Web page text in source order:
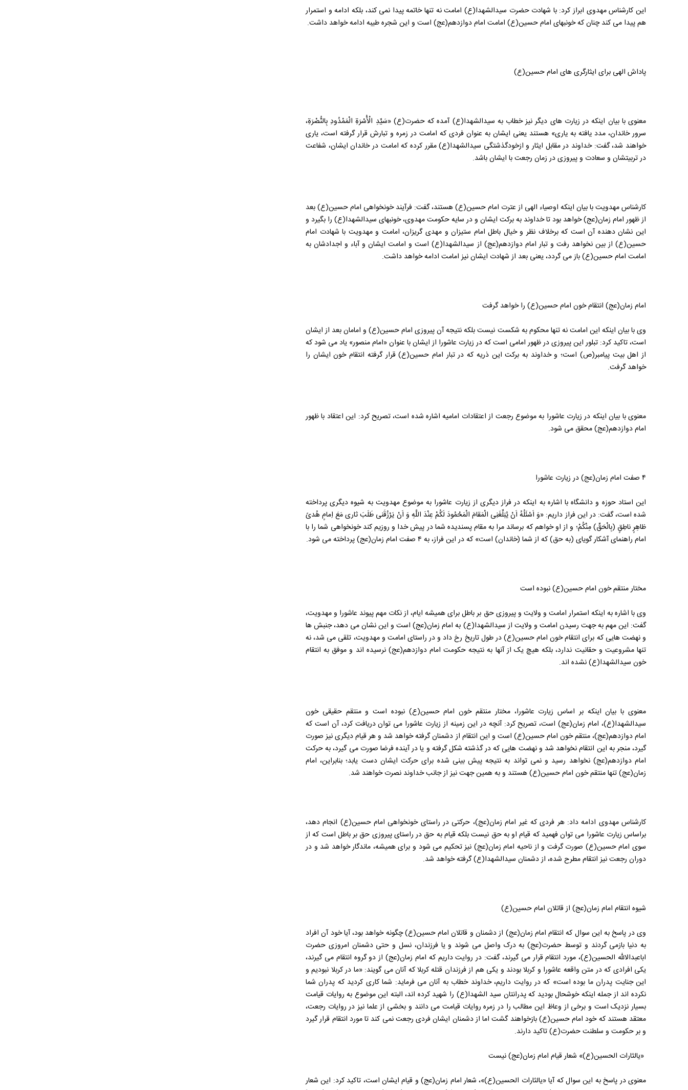
این کارشناس مهدوی ابراز کرد: با شهادت حضرت سیدالشهدا(ع) امامت نه تنها خاتمه پیدا نمی کند، بلکه ادامه و استمرار
هم پیدا می کند چنان که خونبهای امام حسین(ع) امامت امام دوازدهم(عج) است و این شجره طیبه ادامه خواهد داشت.
پاداش الهی برای ایثارگری های امام حسین(ع)
معنوی با بیان اینکه در زیارت های دیگر نیز خطاب به سیدالشهدا(ع) آمده که حضرت(ع) «سَيِّدِ الْأُسْرَةِ الْمَمْدُودِ بِالنُّصْرَةِ،
سرور خاندان، مدد يافته به يارى» هستند یعنی ایشان به عنوان فردی که امامت در زمره و تبارش قرار گرفته است، یاری
خواهند شد، گفت: خداوند در مقابل ایثار و ازخودگذشتگی سیدالشهدا(ع) مقرر کرده که امامت در خاندان ایشان، شفاعت
در تربیتشان و سعادت و پیروزی در زمان رجعت با ایشان باشد.
کارشناس مهدویت با بیان اینکه اوصیاء الهی از عترت امام حسین(ع) هستند، گفت: فرآیند خونخواهی امام حسین(ع) بعد
از ظهور امام زمان(عج) خواهد بود تا خداوند به برکت ایشان و در سایه حکومت مهدوی، خونبهای سیدالشهدا(ع) را بگیرد و
این نشان دهنده آن است که برخلاف نظر و خیال باطل امام ستیزان و مهدی گریزان، امامت و مهدویت با شهادت امام
حسین(ع) از بین نخواهد رفت و تبار امام دوازدهم(عج) از سیدالشهدا(ع) است و امامت ایشان و آباء و اجدادشان به
امامت امام حسین(ع) باز می گردد، یعنی بعد از شهادت ایشان نیز امامت ادامه خواهد داشت.
امام زمان(عج) انتقام خون امام حسین(ع) را خواهد گرفت
وی با بیان اینکه این امامت نه تنها محکوم به شکست نیست بلکه نتیجه آن پیروزی امام حسین(ع) و امامان بعد از ایشان
است، تاکید کرد: تبلور این پیروزی در ظهور امامی است که در زیارت عاشورا از ایشان با عنوان «امام منصور» یاد می شود که
از اهل بیت پیامبر(ص) است؛ و خداوند به برکت این ذریه که در تبار امام حسین(ع) قرار گرفته انتقام خون ایشان را
خواهد گرفت.
معنوی با بیان اینکه در زیارت عاشورا به موضوع رجعت از اعتقادات امامیه اشاره شده است، تصریح کرد: این اعتقاد با ظهور
امام دوازدهم(عج) محقق می شود.
۴ صفت امام زمان(عج) در زیارت عاشورا
این استاد حوزه و دانشگاه با اشاره به اینکه در فراز دیگری از زیارت عاشورا به موضوع مهدویت به شیوه دیگری پرداخته
شده است، گفت: در این فراز داریم: «وَ اَسْئَلُهُ اَنْ يُبَلِّغَنِى الْمَقامَ الْمَحْمُودَ لَكُمْ عِنْدَ اللَّهِ وَ اَنْ يَرْزُقَنى طَلَبَ ثارى مَعَ اِمامٍ هُدىً
ظاهِرٍ ناطِقٍ (بِالْحَقِّ) مِنْكُمْ؛ و از او خواهم که برساند مرا به مقام پسنديده شما در پيش خدا و روزيم کند خونخواهى شما را با
امام راهنماى آشكار گوياى (به حق) که از شما (خاندان) است» که در این فراز، به ۴ صفت امام زمان(عج) پرداخته می شود.
مختار منتقم خون امام حسین(ع) نبوده است
وی با اشاره به اینکه استمرار امامت و ولایت و پیروزی حق بر باطل برای همیشه ایام، از نکات مهم پیوند عاشورا و مهدویت،
گفت: این مهم به جهت رسیدن امامت و ولایت از سیدالشهدا(ع) به امام زمان(عج) است و این نشان می دهد، جنبش ها
و نهضت هایی که برای انتقام خون امام حسین(ع) در طول تاریخ رخ داد و در راستای امامت و مهدویت، تلقی می شد، نه
تنها مشروعیت و حقانیت ندارد، بلکه هیچ یک از آنها به نتیجه حکومت امام دوازدهم(عج) نرسیده اند و موفق به انتقام
خون سیدالشهدا(ع) نشده اند.
معنوی با بیان اینکه بر اساس زیارت عاشورا، مختار منتقم خون امام حسین(ع) نبوده است و منتقم حقیقی خون
سیدالشهدا(ع)، امام زمان(عج) است، تصریح کرد: آنچه در این زمینه از زیارت عاشورا می توان دریافت کرد، آن است که
امام دوازدهم(عج)، منتقم خون امام حسین(ع) است و این انتقام از دشمنان گرفته خواهد شد و هر قیام دیگری نیز صورت
گیرد، منجر به این انتقام نخواهد شد و نهضت هایی که در گذشته شکل گرفته و یا در آینده فرضا صورت می گیرد، به حرکت
امام دوازدهم(عج) نخواهد رسید و نمی تواند به نتیجه پیش بینی شده برای حرکت ایشان دست یابد؛ بنابراین، امام
زمان(عج) تنها منتقم خون امام حسین(ع) هستند و به همین جهت نیز از جانب خداوند نصرت خواهند شد.
کارشناس مهدوی ادامه داد: هر فردی که غیر امام زمان(عج)، حرکتی در راستای خونخواهی امام حسین(ع) انجام دهد،
براساس زیارت عاشورا می توان فهمید که قیام او به حق نیست بلکه قیام به حق در راستای پیروزی حق بر باطل است که از
سوی امام حسین(ع) صورت گرفت و از ناحیه امام زمان(عج) نیز تحکیم می شود و برای همیشه، ماندگار خواهد شد و در
دوران رجعت نیز انتقام مطرح شده، از دشمنان سیدالشهدا(ع) گرفته خواهد شد.
شیوه انتقام امام زمان(عج) از قاتلان امام حسین(ع)
وی در پاسخ به این سوال که انتقام امام زمان(عج) از دشمنان و قاتلان امام حسین(ع) چگونه خواهد بود، آیا خود آن افراد
به دنیا بازمی گردند و توسط حضرت(عج) به درک واصل می شوند و یا فرزندان، نسل و حتی دشمنان امروزی حضرت
اباعبدالالله الحسین(ع)، مورد انتقام قرار می گیرند، گفت: در روایت داریم که امام زمان(عج) از دو گروه انتقام می گیرند،
یکی افرادی که در متن واقعه عاشورا و کربلا بودند و یکی هم از فرزندان قتله کربلا که آنان می گویند: «ما در کربلا نبودیم و
این جنایت پدران ما بوده است» که در روایت داریم، خداوند خطاب به آنان می فرماید: شما کاری کردید که پدران شما
نکرده اند از جمله اینکه خوشحال بودید که پدرانتان سید الشهدا(ع) را شهید کرده اند، البته این موضوع به روایات قیامت
بسیار نزدیک است و برخی از وعاظ این مطالب را در زمره روایات قیامت می دانند و بخشی از علما نیز در روایات رجعت،
معتقد هستند که خود امام حسین(ع) بازخواهند گشت اما از دشمنان ایشان فردی رجعت نمی کند تا مورد انتقام قرار گیرد
و بر حکومت و سلطنت حضرت(ع) تاکید دارند.
«یالثارات الحسین(ع)» شعار قیام امام زمان(عج) نیست
معنوی در پاسخ به این سوال که آیا «یالثارات الحسین(ع)»، شعار امام زمان(عج) و قیام ایشان است، تاکید کرد: این شعار